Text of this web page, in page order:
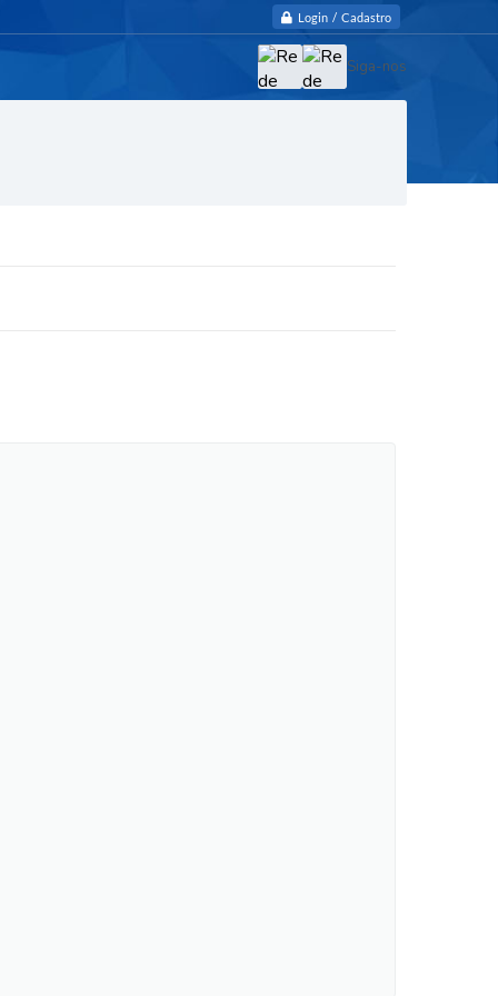
Login / Cadastro
Siga-nos